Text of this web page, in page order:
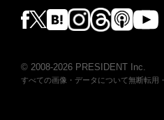
© 2008-2026 PRESIDENT Inc.
すべての画像・データについて無断転用